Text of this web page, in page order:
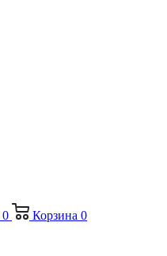
0 Корзина 0